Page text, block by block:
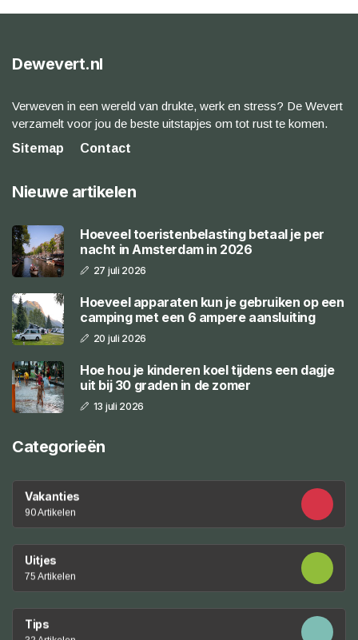
Dewevert.nl
Verweven in een wereld van drukte, werk en stress? De Wevert
verzamelt voor jou de beste uitstapjes om tot rust te komen.
Sitemap
Contact
Nieuwe artikelen
Hoeveel toeristenbelasting betaal je per
nacht in Amsterdam in 2026
27 juli 2026
Hoeveel apparaten kun je gebruiken op een
camping met een 6 ampere aansluiting
20 juli 2026
Hoe hou je kinderen koel tijdens een dagje
uit bij 30 graden in de zomer
13 juli 2026
Categorieën
Vakanties
90 Artikelen
Uitjes
75 Artikelen
Tips